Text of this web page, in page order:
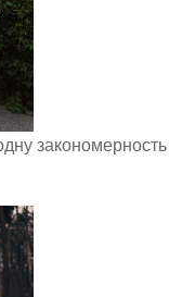
закономерность